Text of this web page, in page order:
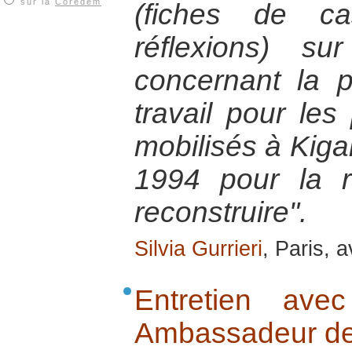
(fiches de
réflexions)
concernant la
travail pour les
mobilisés à
1994 pour la
reconstruire".
Silvia Gurrieri, Paris,
Entretien
Ambassadeur